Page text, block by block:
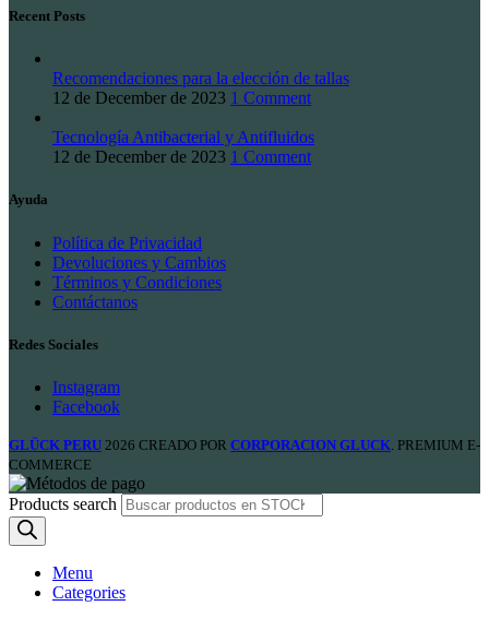
Recent Posts
Recomendaciones para la elección de tallas
12 de December de 2023 1 Comment
Tecnología Antibacterial y Antifluidos
12 de December de 2023 1 Comment
Ayuda
Política de Privacidad
Devoluciones y Cambios
Términos y Condiciones
Contáctanos
Redes Sociales
Instagram
Facebook
GLÜCK PERU 2026 CREADO POR CORPORACION GLUCK . PREMIUM E-
COMMERCE
Products search
Menu
Categories